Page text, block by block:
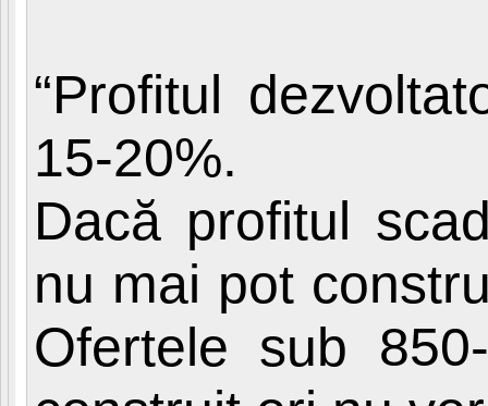
“Profitul
15-20%.
Dacă profitul
nu mai pot
Ofertele sub